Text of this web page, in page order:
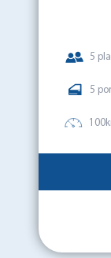
5
5